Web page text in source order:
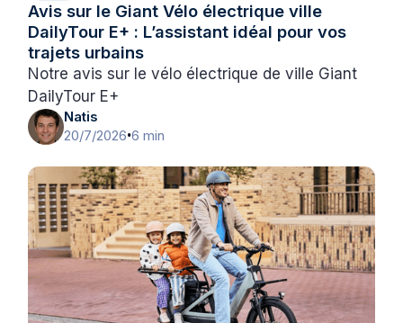
Avis sur le Giant Vélo électrique ville
DailyTour E+ : L’assistant idéal pour vos
trajets urbains
Notre avis sur le vélo électrique de ville Giant
DailyTour E+
Natis
20/7/2026•6 min